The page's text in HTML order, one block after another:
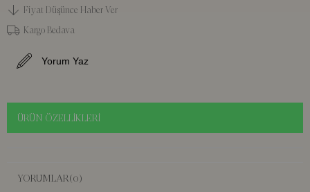
Fiyat Düşünce Haber Ver
Kargo Bedava
Yorum Yaz
ÜRÜN ÖZELLIKLERI
YORUMLAR(0)